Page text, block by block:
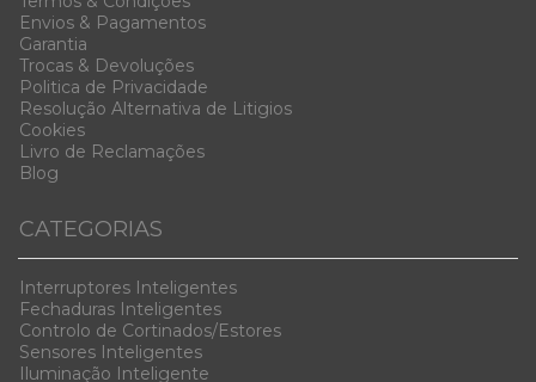
Envios & Pagamentos
Garantia
Trocas & Devoluções
Politica de Privacidade
Resolução Alternativa de Litigios
Cookies
Livro de Reclamações
Blog
CATEGORIAS
Interruptores Inteligentes
Fechaduras Inteligentes
Controlo de Cortinados/Estores
Sensores Inteligentes
Iluminação Inteligente